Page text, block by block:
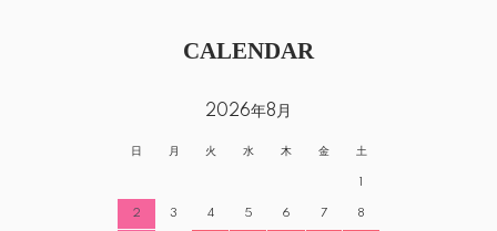
CALENDAR
2026年8月
日 月 火 水 木 金 土
1
2 3 4 5 6 7 8